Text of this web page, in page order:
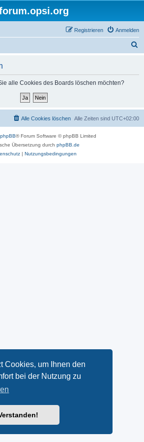
Cookies, um Ihnen den
bei der Nutzung zu
Anmelden
Registrieren
alle Cookies des Boards löschen möchten?
Alle Zeiten sind UTC+02:00
Alle Cookies löschen
phpBB® Forum Software © phpBB Limited
Übersetzung durch phpBB.de
| Nutzungsbedingungen